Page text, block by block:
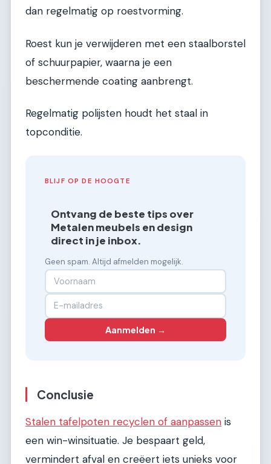
dan regelmatig op roestvorming.
Roest kun je verwijderen met een staalborstel
of schuurpapier, waarna je een
beschermende coating aanbrengt.
Regelmatig polijsten houdt het staal in
topconditie.
BLIJF OP DE HOOGTE
Ontvang de beste tips over
Metalen meubels en design
direct in je inbox.
Geen spam. Altijd afmelden mogelijk.
Aanmelden →
Conclusie
Stalen tafelpoten recyclen of aanpassen is
een win-winsituatie. Je bespaart geld,
vermindert afval en creëert iets unieks voor